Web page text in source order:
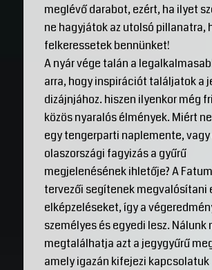
meglévő darabot, ezért, ha ilyet
ne hagyjátok az utolsó pillanatra,
felkeressetek bennünket!
A nyár vége talán a
arra, hogy inspirációt találjatok a
dizájnjához. hiszen ilyenkor még
közös nyaralós élmények. Miért
egy tengerparti naplemente, vagy
olaszországi fagyizás a gyűrű
megjelenésének ihletője? A
tervezői segítenek megvalósítani
elképzeléseket, így a
személyes és egyedi lesz. Nálunk
megtalálhatja azt a jegygyűrű
amely igazán kifejezi kapcsolatuk